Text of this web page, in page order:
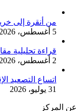
من أنقرة إلى
5 أغسطس، 2026
قراءة تحليلية
2 أغسطس، 2026
اتساع التصعيد
31 يوليو، 2026
عن المركز